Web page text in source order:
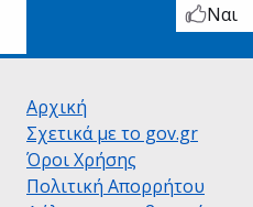
Ναι
Αρχική
Σχετικά με το gov.gr
Όροι Χρήσης
Πολιτική Απορρήτου